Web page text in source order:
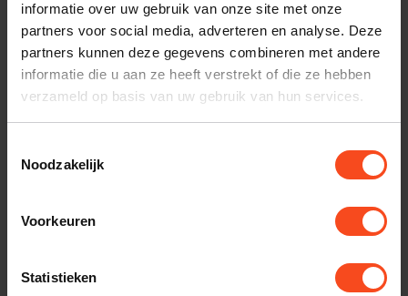
informatie over uw gebruik van onze site met onze
partners voor social media, adverteren en analyse. Deze
partners kunnen deze gegevens combineren met andere
informatie die u aan ze heeft verstrekt of die ze hebben
verzameld op basis van uw gebruik van hun services.
Noodzakelijk
Voorkeuren
Statistieken
€199,-
Hifiman Arya (demo)
Van €1.449,- Voor
€749,-
Hifiman Sundara (demo)
Van€309,- Voor
€189,-
Amplifier (demo)
- Voor
- Voor
- Voor